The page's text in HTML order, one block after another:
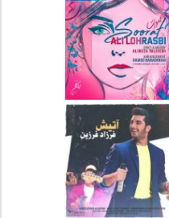
دانلود آهنگ جدید علیرضا
قربانی بنام خیال خوش
دانلود آهنگ جدید علی
لهراسبی بنام صورت